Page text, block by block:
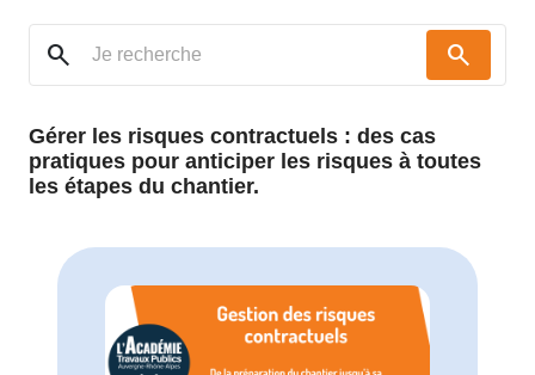
search search
Gérer les risques contractuels : des cas
pratiques pour anticiper les risques à toutes
les étapes du chantier.